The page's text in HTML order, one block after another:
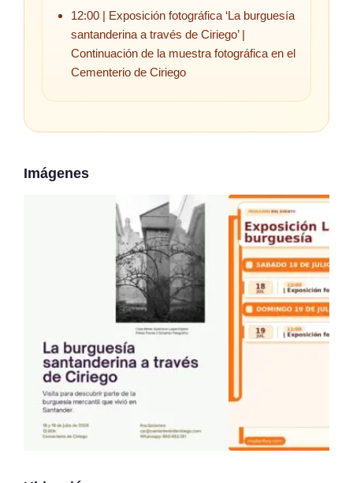
12:00 | Exposición fotográfica ‘La burguesía
santanderina a través de Ciriego’ |
Continuación de la muestra fotográfica en el
Cementerio de Ciriego
Imágenes